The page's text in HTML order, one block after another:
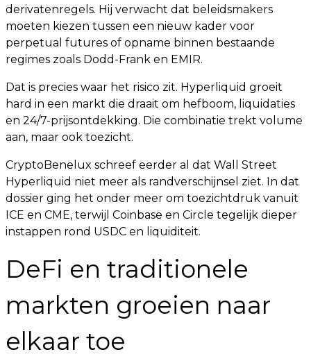
derivatenregels. Hij verwacht dat beleidsmakers
moeten kiezen tussen een nieuw kader voor
perpetual futures of opname binnen bestaande
regimes zoals Dodd-Frank en EMIR.
Dat is precies waar het risico zit. Hyperliquid groeit
hard in een markt die draait om hefboom, liquidaties
en 24/7-prijsontdekking. Die combinatie trekt volume
aan, maar ook toezicht.
CryptoBenelux schreef eerder al dat Wall Street
Hyperliquid niet meer als randverschijnsel ziet. In dat
dossier ging het onder meer om toezichtdruk vanuit
ICE en CME, terwijl Coinbase en Circle tegelijk dieper
instappen rond USDC en liquiditeit.
DeFi en traditionele
markten groeien naar
elkaar toe